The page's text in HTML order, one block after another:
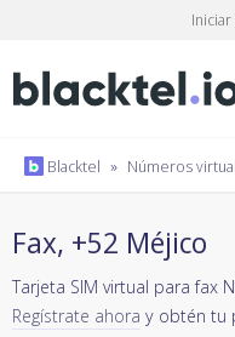
Blacktel » Números
Fax, +52 Méjico
Tarjeta SIM virtual para fax
Regístrate ahora y obtén tu